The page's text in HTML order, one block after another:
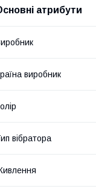
атрибути
виробник
вібратора